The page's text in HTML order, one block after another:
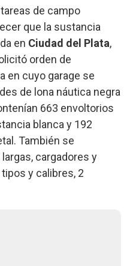
de campo
que la sustancia
en Ciudad del Plata,
orden de
en cuyo garage se
de lona náutica negra
663 envoltorios
blanca y 192
También se
cargadores y
y calibres, 2